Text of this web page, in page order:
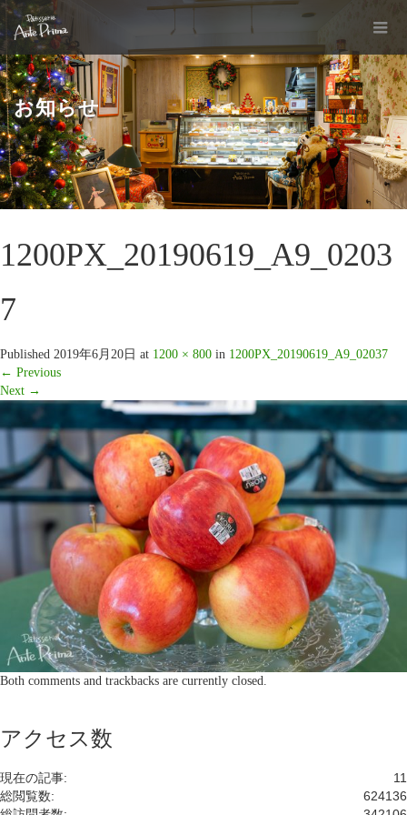
お知らせ
1200PX_20190619_A9_0203
7
Published 2019年6月20日 at 1200 × 800 in 1200PX_20190619_A9_02037
← Previous
Next →
Both comments and trackbacks are currently closed.
アクセス数
11
現在の記事:
624136
総閲覧数: